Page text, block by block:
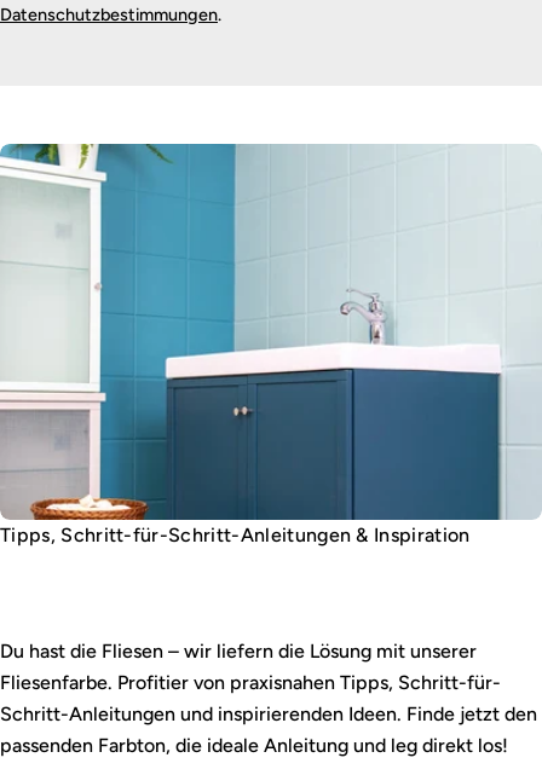
Datenschutzbestimmungen.
Tipps, Schritt-für-Schritt-Anleitungen & Inspiration
Du hast die Fliesen – wir liefern die Lösung mit unserer
Fliesenfarbe. Profitier von praxisnahen Tipps, Schritt-für-
Schritt-Anleitungen und inspirierenden Ideen. Finde jetzt den
passenden Farbton, die ideale Anleitung und leg direkt los!